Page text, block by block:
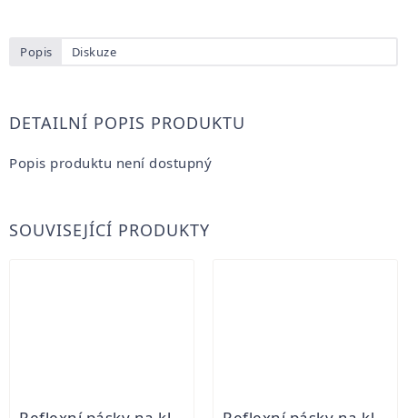
Popis Diskuze
DETAILNÍ POPIS PRODUKTU
Popis produktu není dostupný
SOUVISEJÍCÍ PRODUKTY